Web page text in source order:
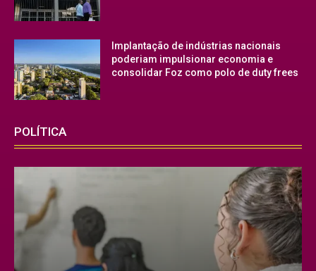
Implantação de indústrias nacionais
poderiam impulsionar economia e
consolidar Foz como polo de duty frees
POLÍTICA